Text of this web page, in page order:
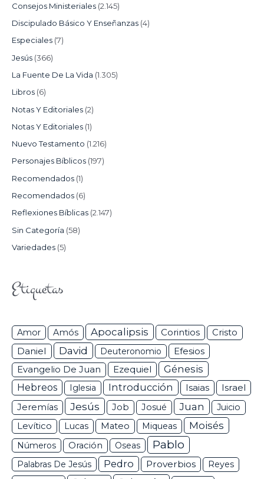
Consejos Ministeriales (2.145)
Discipulado Básico Y Enseñanzas (4)
Especiales (7)
Jesús (366)
La Fuente De La Vida (1.305)
Libros (6)
Notas Y Editoriales (2)
Notas Y Editoriales (1)
Nuevo Testamento (1.216)
Personajes Bíblicos (197)
Recomendados (1)
Recomendados (6)
Reflexiones Bíblicas (2.147)
Sin Categoría (58)
Variedades (5)
Etiquetas
Amor Amós Apocalipsis Corintios Cristo
Daniel David Deuteronomio Efesios
Evangelio De Juan Ezequiel
Génesis
Hebreos
Iglesia Introducción Isaias Israel
Jeremías Jesús Job Josué Juan
Juicio
Levítico
Lucas Mateo Miqueas Moisés
Números Oración Oseas Pablo
Palabras De Jesús Pedro Proverbios Reyes